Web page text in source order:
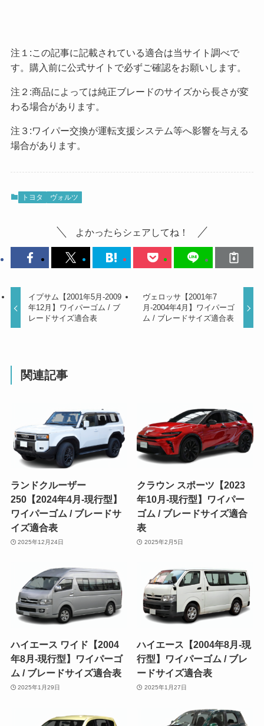
注１:この記事に記載されている適合は当サイト調べで
す。購入前に公式サイトで必ずご確認をお願いします。
注２:商品によっては純正ブレードのサイズから長さが変
わる場合があります。
注３:ワイパー交換が運転支援システム等へ影響を与える
場合があります。
トヨタ ヴォルツ
よかったらシェアしてね！
イプサム【2001年5月-2009
年12月】ワイパーゴム / ブ
レードサイズ適合表
ヴェロッサ【2001年7
月-2004年4月】ワイパーゴ
ム / ブレードサイズ適合表
関連記事
ランドクルーザー
250【2024年4月-現行型】
ワイパーゴム / ブレードサ
イズ適合表
2025年12月24日
クラウン スポーツ【2023
年10月-現行型】ワイパー
ゴム / ブレードサイズ適合
表
2025年2月5日
ハイエース ワイド【2004
年8月-現行型】ワイパーゴ
ム / ブレードサイズ適合表
2025年1月29日
ハイエース【2004年8月-現
行型】ワイパーゴム / ブレ
ードサイズ適合表
2025年1月27日